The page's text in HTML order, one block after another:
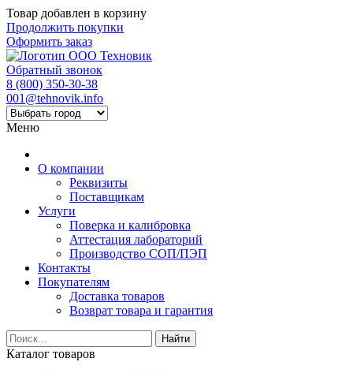
Товар добавлен в корзину
Продолжить покупки
Оформить заказ
Обратный звонок
8 (800) 350-30-38
001@tehnovik.info
Меню
О компании
Реквизиты
Поставщикам
Услуги
Поверка и калибровка
Аттестация лабораторий
Производство СОП/ПЭП
Контакты
Покупателям
Доставка товаров
Возврат товара и гарантия
Найти
Каталог товаров